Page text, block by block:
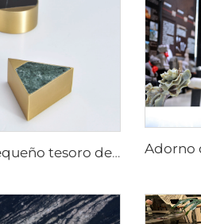
Adorno de piedra – Un pequeño tesoro de la artesanía de la naturaleza artesanías de piedra obras de arte en piedra